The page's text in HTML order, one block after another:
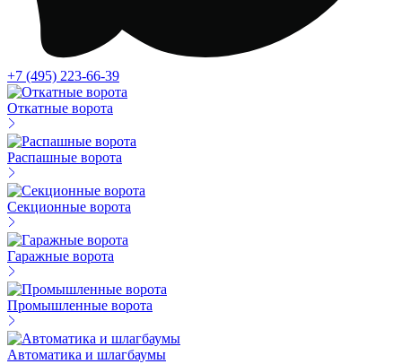
+7 (495) 223-66-39
Откатные ворота
Распашные ворота
Секционные ворота
Гаражные ворота
Промышленные ворота
Автоматика и шлагбаумы